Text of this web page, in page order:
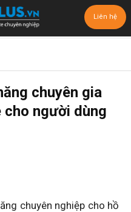
Liên hệ
chuyên gia
cho người dùng
chuyên nghiệp cho hồ